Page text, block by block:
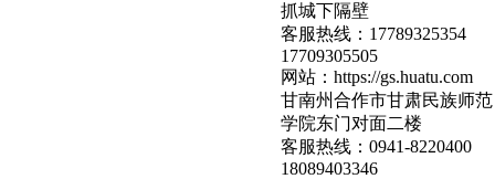
抓城下隔壁
客服热线： 17789325354
17709305505
网站：https://gs.huatu.com
甘南州合作市甘肃民族师范
学院东门对面二楼
客服热线：0941-8220400
18089403346